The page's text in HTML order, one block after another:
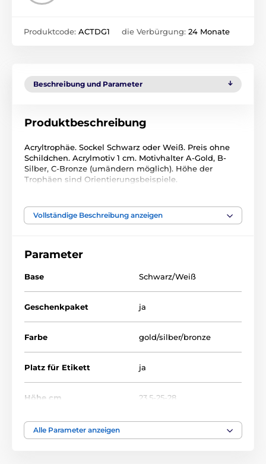
Produktcode: ACTDG1 die Verbürgung: 24 Monate
Beschreibung und Parameter
Produktbeschreibung
Acryltrophäe. Sockel Schwarz oder Weiß. Preis ohne
Schildchen. Acrylmotiv 1 cm. Motivhalter A-Gold, B-
Silber, C-Bronze (umändern möglich). Höhe der
Trophäen sind Orientierungsbeispiele.
Das Produkt ist in Kategorien eingeteilt
Vollständige Beschreibung anzeigen
Parameter
Base Schwarz/Weiß
Geschenkpaket ja
Farbe gold/silber/bronze
Platz für Etikett ja
Höhe cm 23.5-25-28
Thema
Alle Parameter anzeigen